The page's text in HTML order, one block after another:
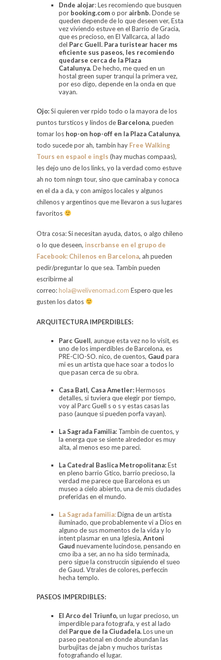
Dnde alojar: Les recomiendo que busquen
por booking.como por airbnb. Donde se
queden depende de lo que deseen ver, Esta
vez viviendo estuve en el Barrio de Gracia,
que es precioso, en El Vallcarca, al lado
del Parc Guell. Para turistear hacer ms
eficiente sus paseos, les recomiendo
quedarse cerca de la Plaza
Catalunya.De hecho, me qued en un
hostal green super tranqui la primera vez,
por eso digo, depende en la onda en que
vayan.
Ojo:Si quieren ver rpido todo o la mayora de los
puntos tursticos y lindos de Barcelona, pueden
tomar los hop-on hop-off en la Plaza Catalunya,
todo sucede por ah, tambin hay Free Walking
Tours en espaol e ingls (hay muchas compaas),
les dejo uno de los links, yo la verdad como estuve
ah no tom ningn tour, sino que caminaba y conoca
en el da a da, y con amigos locales y algunos
chilenos y argentinos que me llevaron a sus lugares
favoritos
Otra cosa: Si necesitan ayuda, datos, o algo chileno
o lo que deseen, inscrbanse en el grupo de
Facebook: Chilenos en Barcelona, ah pueden
pedir/preguntar lo que sea. Tambin pueden
escribirme al
correo:hola@welivenomad.com Espero que les
gusten los datos
ARQUITECTURA IMPERDIBLES:
Parc Guell, aunque esta vez no lo visit, es
uno de los imperdibles de Barcelona, es
PRE-CIO-SO. nico, de cuentos, Gaud para
mi es un artista que hace soar a todos lo
que pasan cerca de su obra.
Casa Batl, CasaAmetler:Hermosos
detalles, si tuviera que elegir por tiempo,
voy al Parc Guell s o s y estas casas las
paso (aunque si pueden porfa vayan).
La Sagrada Familia: Tambin de cuentos, y
la energa que se siente alrededor es muy
alta, al menos eso me pareci.
La Catedral Baslica Metropolitana:Est
en pleno barrio Gtico, barrio precioso, la
verdad me parece que Barcelona es un
museo a cielo abierto, una de mis ciudades
preferidas en el mundo.
La Sagrada familia:Digna de un artista
iluminado, que probablemente vi a Dios en
alguno de sus momentos de la vida y lo
intent plasmar en una Iglesia, Antoni
Gaud nuevamente lucindose, pensando en
cmo iba a ser, an no ha sido terminada,
pero sigue la construccin siguiendo el sueo
de Gaud. Vtrales de colores, perfeccin
hecha templo.
PASEOS IMPERDIBLES:
El Arco del Triunfo, un lugar precioso, un
imperdible para fotografa, y est al lado
del Parque de la Ciudadela.Los une un
paseo peatonal en donde abundan las
burbujitas de jabn y muchos turistas
fotografiando el lugar.